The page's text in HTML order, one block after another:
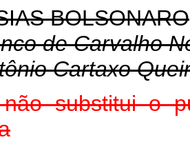
BOLSONARO
de Carvalho
Cartaxo
substitui o